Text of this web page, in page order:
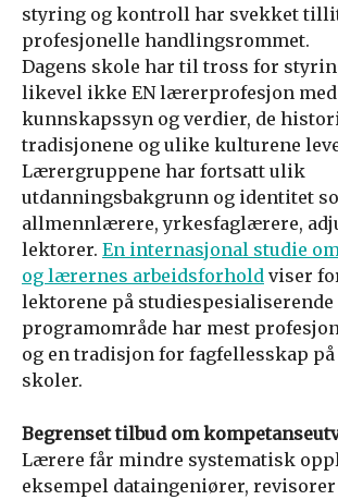
styring og kontroll har svekket
profesjonelle handlingsrommet.
Dagens skole har til tross for
likevel ikke EN lærerprofesjon
kunnskapssyn og verdier, de
tradisjonene og ulike kulturene
Lærergruppene har fortsatt ulik
utdanningsbakgrunn og identitet
allmennlærere, yrkesfaglærere,
lektorer. En internasjonal studie
og lærernes arbeidsforhold viser
lektorene på studiespesialiserende
programområde har mest
og en tradisjon for fagfellesskap på
skoler.
Begrenset tilbud om
Lærere får mindre systematisk
eksempel dataingeniører, revisorer